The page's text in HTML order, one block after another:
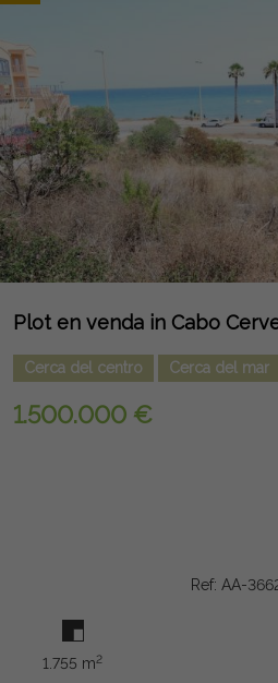
Plot en venda in Cabo
Cerca del centro Cerca del mar
1.500.000 €
Ref: AA-
1.755 m2